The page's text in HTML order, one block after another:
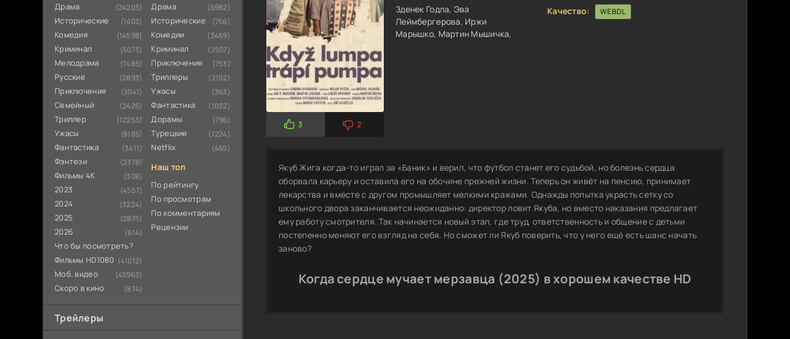
Драма (24203)
Исторические (1403)
Комедия (14598)
Криминал (5073)
Мелодрама (7485)
Русские (2893)
Приключения (3041)
Семейный (2426)
Триллер (12253)
Ужасы (8185)
Фантастика (3411)
Фэнтези (2378)
Фильмы 4К (308)
2023 (4557)
2024 (3224)
2025 (2875)
2026 (614)
Что бы посмотреть?
Фильмы HD1080 (41012)
Моб. видео (45963)
Скоро в кино (874)
Драма (6982)
Исторические (756)
Комедии (3469)
Криминал (2507)
Приключения (753)
Триллеры (2152)
Ужасы (363)
Фантастика (1032)
Дорамы (796)
Турецкие (1224)
Netflix (465)
Наш топ
По рейтингу
По просмотрам
По комментариям
Рецензии
Трейлеры
3 2
Зденек Годла, Эва
Леймбергерова, Иржи
Марышко, Мартин Мышичка,
Качество:
WEBDL
Якуб Жига когда-то играл за «Баник» и верил, что футбол станет его судьбой, но болезнь сердца
оборвала карьеру и оставила его на обочине прежней жизни. Теперь он живёт на пенсию, принимает
лекарства и вместе с другом промышляет мелкими кражами. Однажды попытка украсть сетку со
школьного двора заканчивается неожиданно: директор ловит Якуба, но вместо наказания предлагает
ему работу смотрителя. Так начинается новый этап, где труд, ответственность и общение с детьми
постепенно меняют его взгляд на себя. Но сможет ли Якуб поверить, что у него ещё есть шанс начать
заново?
Когда сердце мучает мерзавца (2025) в хорошем качестве HD